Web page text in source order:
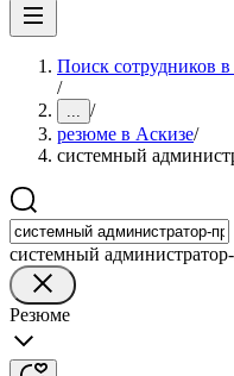
Поиск сотрудников
/
... /
резюме в Аскизе/
системный
системный
Резюме